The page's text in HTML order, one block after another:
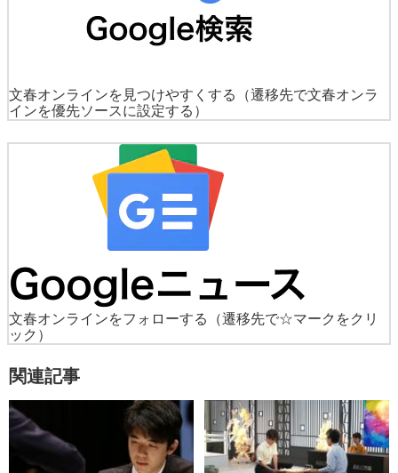
文春オンラインを見つけやすくする
（遷移先で文春オンラ
インを優先ソースに設定する）
文春オンラインをフォローする
（遷移先で☆マークをクリ
ック）
関連記事